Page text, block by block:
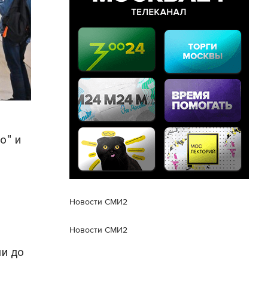
и
до
Новости СМИ2
Новости СМИ2